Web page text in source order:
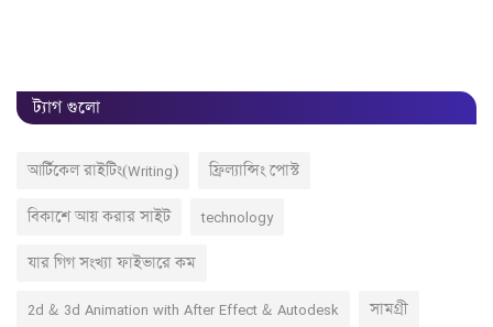
ট্যাগ গুলো
আর্টিকেল রাইটিং(Writing) ফ্রিল্যান্সিং পোস্ট
বিকাশে আয় করার সাইট technology
যার গিগ সংখ্যা ফাইভারে কম
2d & 3d Animation with After Effect & Autodesk সামগ্রী